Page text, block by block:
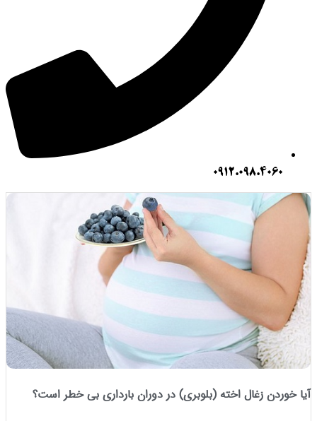
0912.098.4060
زغال اخته (بلوبری) در دوران بارداری بی خطر است؟